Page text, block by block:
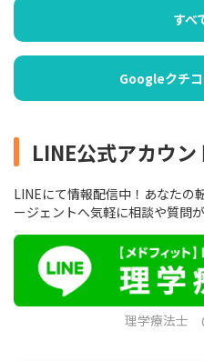
すべ
Googleクチ
LINE公式アカウン
LINEにて情報配信中！あなたの
ージェントへ気軽に相談や質問が
理学療法士